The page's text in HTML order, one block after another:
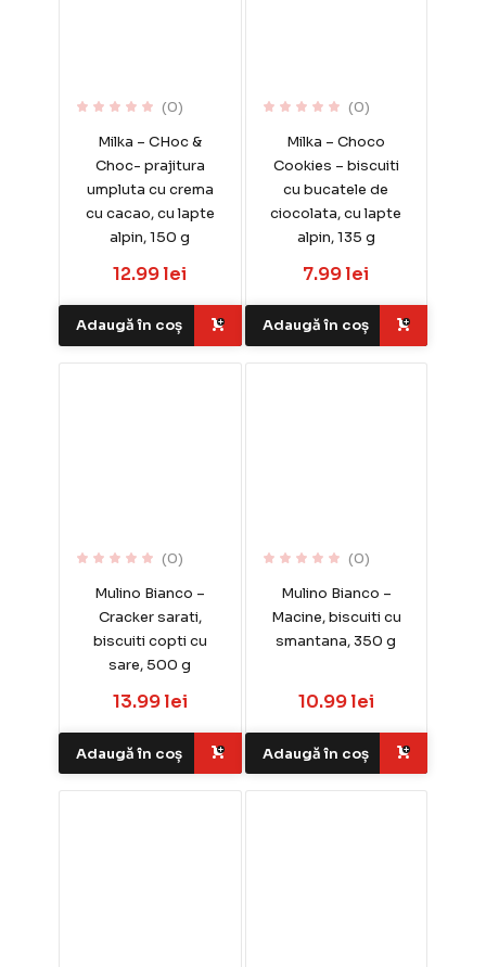
(0)
Milka – CHoc &
Choc- prajitura
umpluta cu crema
cu cacao, cu lapte
alpin, 150 g
12.99 lei
Adaugă în coș
(0)
Milka – Choco
Cookies – biscuiti
cu bucatele de
ciocolata, cu lapte
alpin, 135 g
7.99 lei
Adaugă în coș
(0)
Mulino Bianco –
Cracker sarati,
biscuiti copti cu
sare, 500 g
13.99 lei
Adaugă în coș
(0)
Mulino Bianco –
Macine, biscuiti cu
smantana, 350 g
10.99 lei
Adaugă în coș